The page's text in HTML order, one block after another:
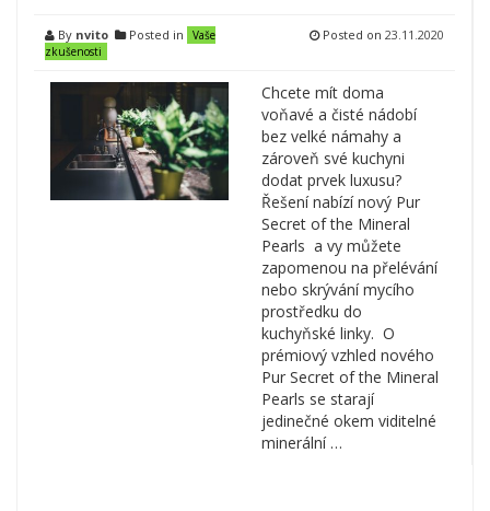
By nvito Posted in
Vaše
zkušenosti
Posted on 23.11.2020
Chcete mít doma
voňavé a čisté nádobí
bez velké námahy a
zároveň své kuchyni
dodat prvek luxusu?
Řešení nabízí nový Pur
Secret of the Mineral
Pearls a vy můžete
zapomenou na přelévání
nebo skrývání mycího
prostředku do
kuchyňské linky. O
prémiový vzhled nového
Pur Secret of the Mineral
Pearls se starají
jedinečné okem viditelné
minerální …